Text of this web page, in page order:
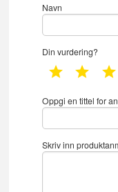
Navn
Din vurdering?
1 star 2 star
Oppgi en tittel for
Skriv inn